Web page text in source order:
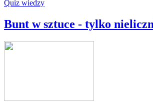
Quiz wiedzy
Bunt w sztuce - tylko